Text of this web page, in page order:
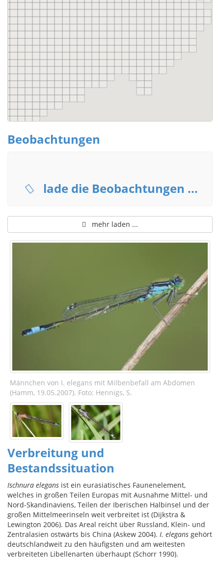
Männchen von I. elegans mit Milbenbefall am Abdomen
(Hamm, 19.05.2007). Foto: Hennigs, S.
Verbreitung und
Bestandssituation
Ischnura elegans ist ein eurasiatisches Faunenelement,
welches in großen Teilen Europas mit Ausnahme Mittel- und
Nord-Skandinaviens, Teilen der Iberischen Halbinsel und der
großen Mittelmeerinseln weit verbreitet ist (Dijkstra &
Lewington 2006). Das Areal reicht über Russland, Klein- und
Zentralasien ostwärts bis China (Askew 2004). I. elegans gehört
deutschlandweit zu den häufigsten und am weitesten
verbreiteten Libellenarten überhaupt (Schorr 1990).
Beobachtungen
lade die Beobachtungen ...
mehr laden ...